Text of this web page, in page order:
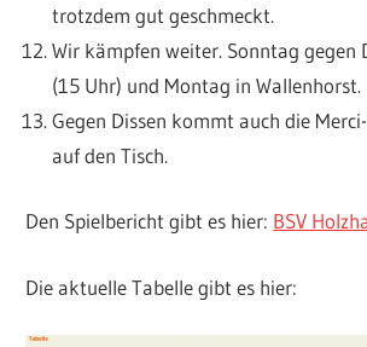
trotzdem gut geschmeckt.
Wir kämpfen weiter. Sonntag gegen
(15 Uhr) und Montag in Wallenhorst.
Gegen Dissen kommt auch die
auf den Tisch.
Den Spielbericht gibt es hier: BSV
Die aktuelle Tabelle gibt es hier: